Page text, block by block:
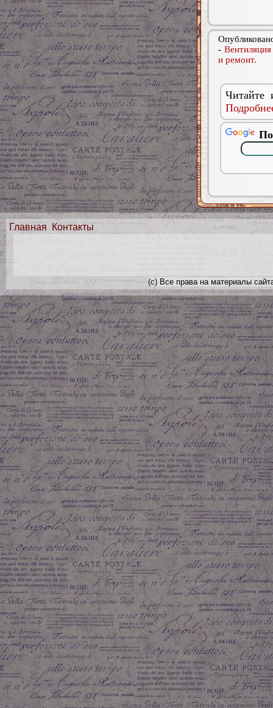
-
и ремонт.
Читайте
Главная Контакты
(с) Все права на материалы